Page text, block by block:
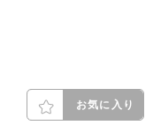
お気に入り